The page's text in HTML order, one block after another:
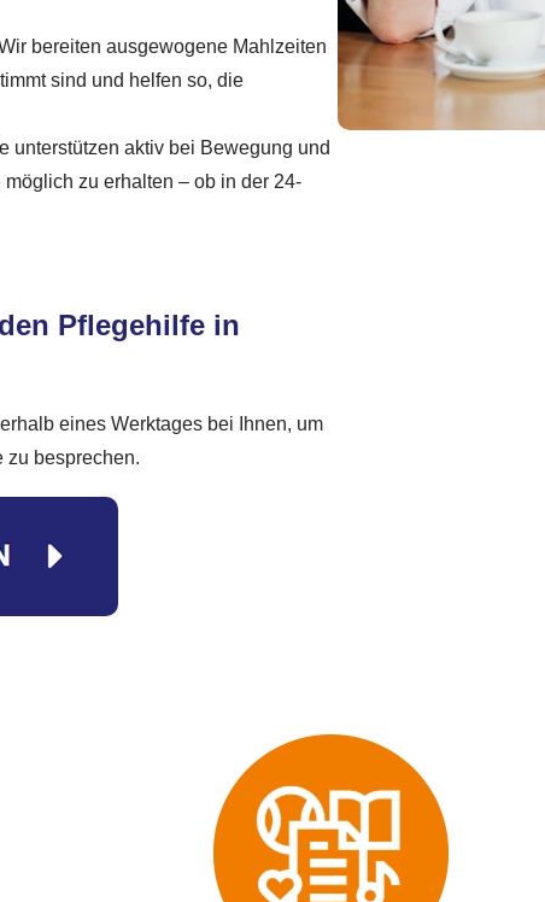
bereiten ausgewogene Mahlzeiten
sind und helfen so, die
unterstützen aktiv bei Bewegung und
zu erhalten – ob in der 24-
Pflegehilfe in
eines Werktages bei Ihnen, um
zu besprechen.